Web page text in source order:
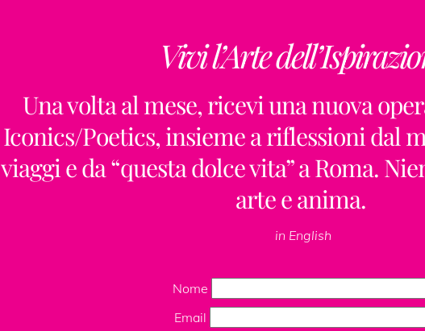
Vivi l’Arte
Una volta al mese, ricevi una nuova
Iconics/Poetics, insieme a riflessioni dal
viaggi e da “questa dolce vita” a Roma.
arte e anima.
in English
Nome
Email
ClaudiaPalmira
Back
Top